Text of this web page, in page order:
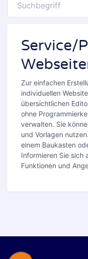
Service/
Zur einfachen
individuellen
übersichtlichen
ohne
verwalten. Sie
und Vorlagen
einem Baukasten
Informieren Sie sich
Funktionen und